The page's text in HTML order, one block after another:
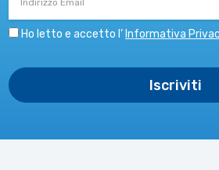
Ho letto e accetto l’ Informativa